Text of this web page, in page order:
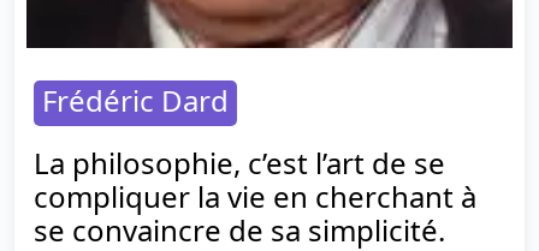
Frédéric Dard
La philosophie, c’est l’art de se
compliquer la vie en cherchant à
se convaincre de sa simplicité.